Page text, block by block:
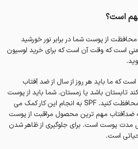
است؟
محافظت از پوست شما در برابر نور خورشید
است که وقت آن است که برای خرید لوسیون
که ما باید هر روز از سال از ضد آفتاب
تابستان باشد یا زمستان. شما باید از پوست
خود در برابر نور خورشید محافظت کنید. SPF به انجام این کار کمک می
ضدآفتاب مهم ترین محصول مراقبت از پوست
مدت پوست است. برای جلوگیری از ظاهر شدن
است.